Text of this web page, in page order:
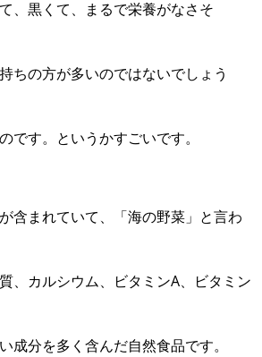
、黒くて、まるで栄養がなさそ
ちの方が多いのではないでしょう
です。というかすごいです。
含まれていて、「海の野菜」と言わ
、カルシウム、ビタミンA、ビタミン
成分を多く含んだ自然食品です。